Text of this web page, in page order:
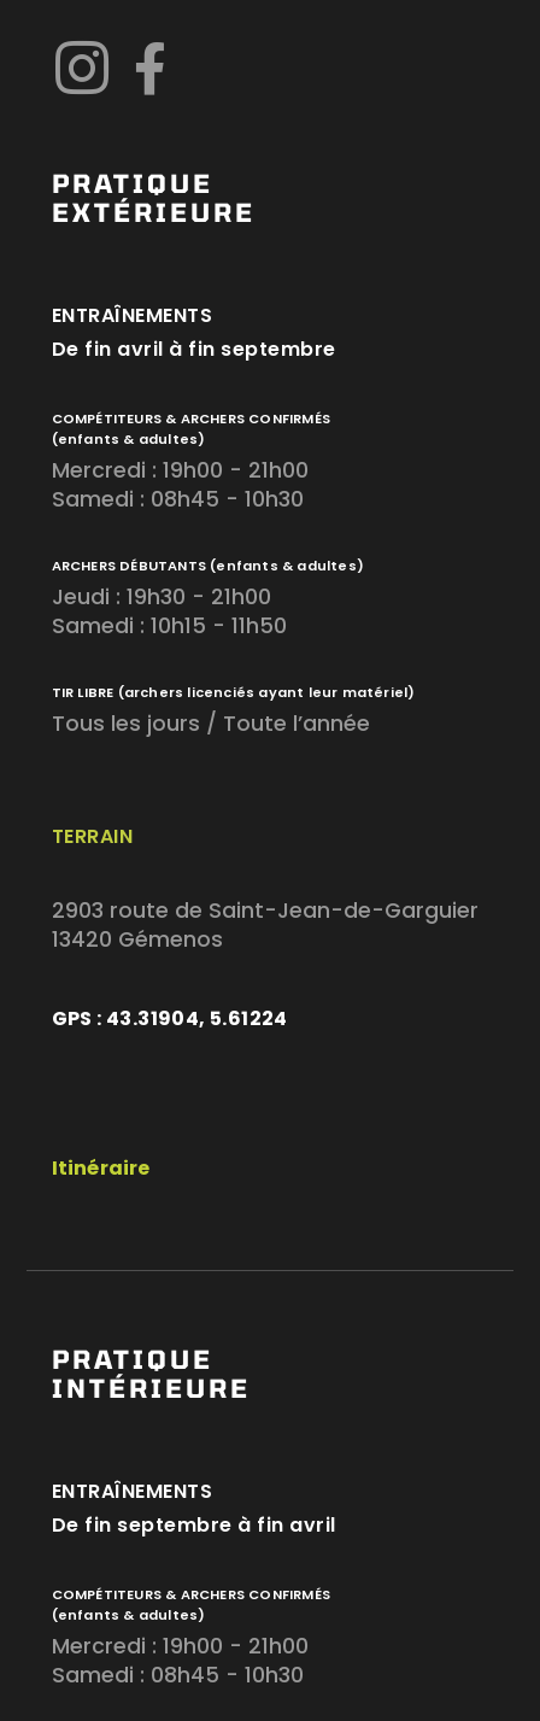
PRATIQUE
EXTÉRIEURE
TERRAIN
2903 route de Saint-Jean-de-Garguier
13420 Gémenos
GPS : 43.31904, 5.61224
Itinéraire
ENTRAÎNEMENTS
De fin avril à fin septembre
COMPÉTITEURS & ARCHERS CONFIRMÉS
(enfants & adultes)
Mercredi : 19h00 - 21h00
Samedi : 08h45 - 10h30
ARCHERS DÉBUTANTS (enfants & adultes)
Jeudi : 19h30 - 21h00
Samedi : 10h15 - 11h50
TIR LIBRE (archers licenciés ayant leur matériel)
Tous les jours / Toute l’année
PRATIQUE
INTÉRIEURE
ENTRAÎNEMENTS
De fin septembre à fin avril
COMPÉTITEURS & ARCHERS CONFIRMÉS
(enfants & adultes)
Mercredi : 19h00 - 21h00
Samedi : 08h45 - 10h30